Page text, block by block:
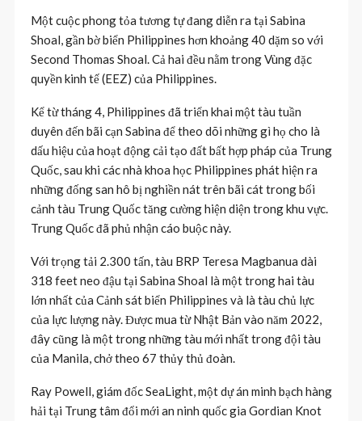
Một cuộc phong tỏa tương tự đang diễn ra tại Sabina
Shoal, gần bờ biển Philippines hơn khoảng 40 dặm so với
Second Thomas Shoal. Cả hai đều nằm trong Vùng đặc
quyền kinh tế (EEZ) của Philippines.
Kể từ tháng 4, Philippines đã triển khai một tàu tuần
duyên đến bãi cạn Sabina để theo dõi những gì họ cho là
dấu hiệu của hoạt động cải tạo đất bất hợp pháp của Trung
Quốc, sau khi các nhà khoa học Philippines phát hiện ra
những đống san hô bị nghiền nát trên bãi cát trong bối
cảnh tàu Trung Quốc tăng cường hiện diện trong khu vực.
Trung Quốc đã phủ nhận cáo buộc này.
Với trọng tải 2.300 tấn, tàu BRP Teresa Magbanua dài
318 feet neo đậu tại Sabina Shoal là một trong hai tàu
lớn nhất của Cảnh sát biển Philippines và là tàu chủ lực
của lực lượng này. Được mua từ Nhật Bản vào năm 2022,
đây cũng là một trong những tàu mới nhất trong đội tàu
của Manila, chở theo 67 thủy thủ đoàn.
Ray Powell, giám đốc SeaLight, một dự án minh bạch hàng
hải tại Trung tâm đổi mới an ninh quốc gia Gordian Knot